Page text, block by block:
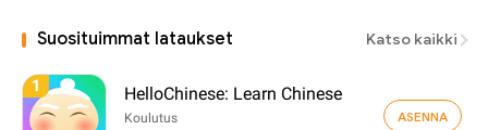
Suosituimmat lataukset Katso kaikki
1 HelloChinese: Learn Chinese
Koulutus ASENNA